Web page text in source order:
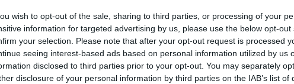
wish to opt-out of the sale, sharing to third parties, or processing of your
information for targeted advertising by us, please use the below opt-out
your selection. Please note that after your opt-out request is processed
seeing interest-based ads based on personal information utilized by us
disclosed to third parties prior to your opt-out. You may separately
disclosure of your personal information by third parties on the IAB’s list of
ή “κατηγορίας” σκύλο).